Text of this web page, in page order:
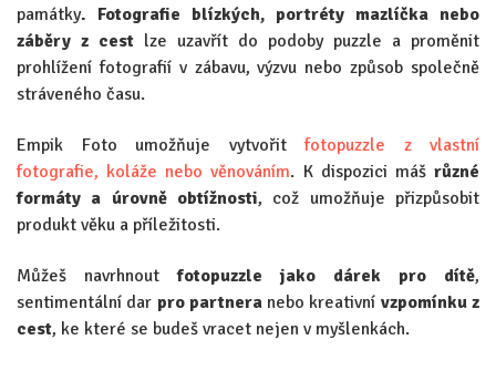
památky. Fotografie blízkých, portréty mazlíčka nebo
záběry z cest lze uzavřít do podoby puzzle a proměnit
prohlížení fotografií v zábavu, výzvu nebo způsob společně
stráveného času.
Empik Foto umožňuje vytvořitfotopuzzle z vlastní
fotografie, koláže nebo věnováním. K dispozici mášrůzné
formáty a úrovně obtížnosti, což umožňuje přizpůsobit
produkt věku a příležitosti.
Můžeš navrhnoutfotopuzzle jako dárek pro dítě,
sentimentální dar pro partneranebo kreativní vzpomínku z
cest, ke které se budeš vracet nejen v myšlenkách.